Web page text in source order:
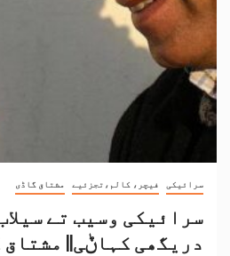
سرائیکی فیچر، کالم،تجزئیے مشتاق گاڈی
سرائیکی وسیب تے
دریگھی کہاݨی|| مشتاق